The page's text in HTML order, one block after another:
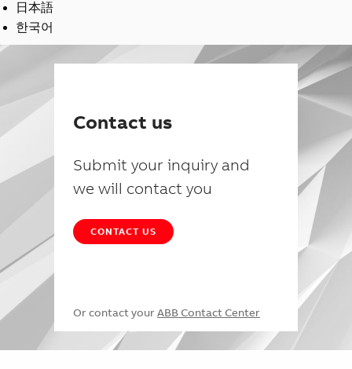
日本語
한국어
Contact us
Submit your inquiry and
we will contact you
CONTACT US
Or contact your ABB Contact Center